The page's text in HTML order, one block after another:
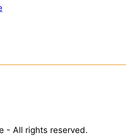
- All rights reserved.